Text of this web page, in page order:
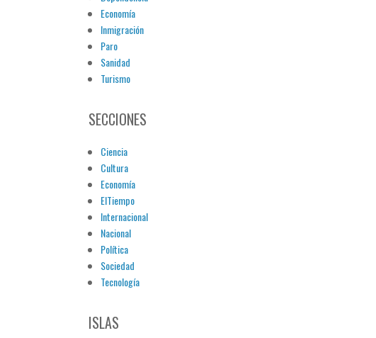
Economía
Inmigración
Paro
Sanidad
Turismo
SECCIONES
Ciencia
Cultura
Economía
ElTiempo
Internacional
Nacional
Política
Sociedad
Tecnología
ISLAS